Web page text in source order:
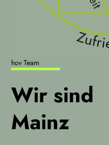
hov Team
Wir sind
Mainz